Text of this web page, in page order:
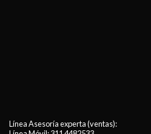
Línea Asesoría experta (ventas):